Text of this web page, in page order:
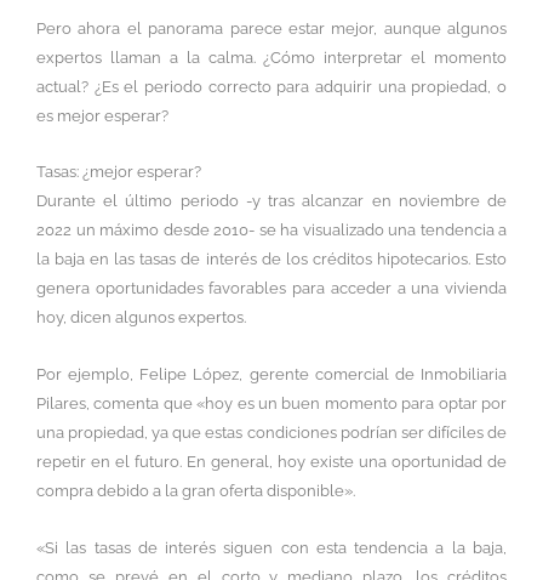
Pero ahora el panorama parece estar mejor, aunque algunos
expertos llaman a la calma. ¿Cómo interpretar el momento
actual? ¿Es el periodo correcto para adquirir una propiedad, o
es mejor esperar?
Tasas: ¿mejor esperar?
Durante el último periodo -y tras alcanzar en noviembre de
2022 un máximo desde 2010- se ha visualizado una tendencia a
la baja en las tasas de interés de los créditos hipotecarios. Esto
genera oportunidades favorables para acceder a una vivienda
hoy, dicen algunos expertos.
Por ejemplo, Felipe López, gerente comercial de Inmobiliaria
Pilares, comenta que «hoy es un buen momento para optar por
una propiedad, ya que estas condiciones podrían ser difíciles de
repetir en el futuro. En general, hoy existe una oportunidad de
compra debido a la gran oferta disponible».
«Si las tasas de interés siguen con esta tendencia a la baja,